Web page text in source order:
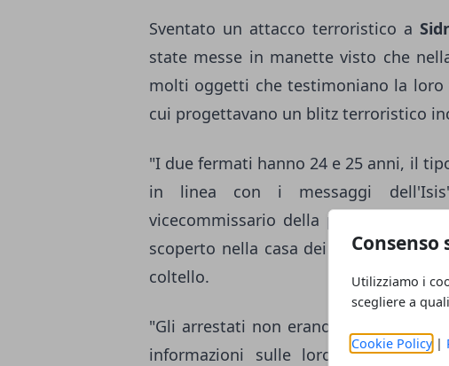
Consenso
Utilizziamo i
scegliere a
Cookie Policy|
Sventato un attacco terroristico a
state messe in manette visto che
molti oggetti che testimoniano la loro
cui progettavano un blitz terroristico
"I due fermati hanno 24 e 25 anni, il
in linea con i messaggi
vicecommissario della polizia del
scoperto nella casa dei due diverse
coltello.
"Gli arrestati non erano nel radar
informazioni sulle loro
intenzionied